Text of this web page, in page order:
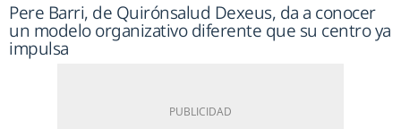
Pere Barri, de Quirónsalud Dexeus, da a conocer
un modelo organizativo diferente que su centro ya
impulsa